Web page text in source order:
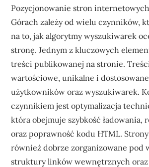
Pozycjonowanie stron
Górach zależy od wielu czynników,
na to, jak algorytmy wyszukiwarek
stronę. Jednym z kluczowych
treści publikowanej na stronie.
wartościowe, unikalne i
użytkowników oraz wyszukiwarek.
czynnikiem jest optymalizacja
która obejmuje szybkość ładowania,
oraz poprawność kodu HTML.
również dobrze zorganizowane pod
struktury linków wewnętrznych